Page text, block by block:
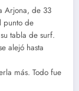
Arjona, de 33
punto de
tabla de surf.
alejó hasta
más. Todo fue